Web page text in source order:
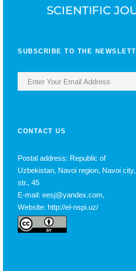
SUBSCRIBE TO THE
CONTACT US
Postal address: Republic of
Uzbekistan, Navoi region, Navoi
str., 45
E-mail: eesj@yandex.com,
Website: http://el-nspi.uz/